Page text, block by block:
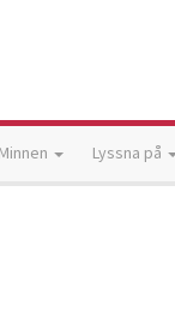
Minnen Lyssna på